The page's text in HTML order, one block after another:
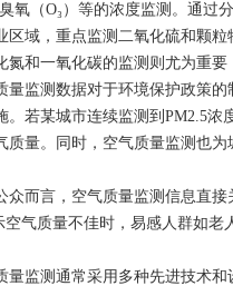
臭氧（O₃）等的浓度监测。通
区域，重点监测二氧化硫和颗
氮和一氧化碳的监测则尤为重要
测数据对于环境保护政策的
。若某城市连续监测到PM2.5浓
质量。同时，空气质量监测也
言，空气质量监测信息直接
空气质量不佳时，易感人群如老
测通常采用多种先进技术和